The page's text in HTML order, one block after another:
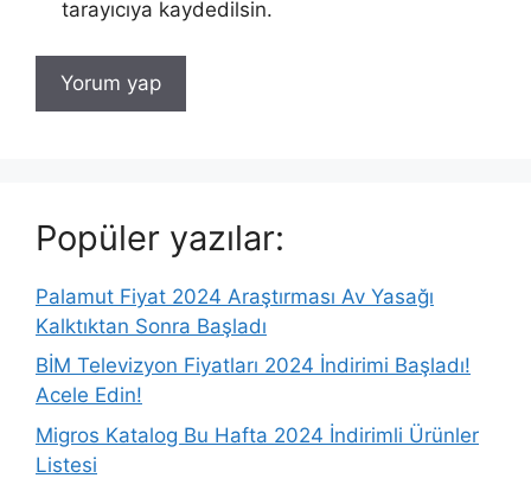
tarayıcıya kaydedilsin.
Popüler yazılar:
Palamut Fiyat 2024 Araştırması Av Yasağı
Kalktıktan Sonra Başladı
BİM Televizyon Fiyatları 2024 İndirimi Başladı!
Acele Edin!
Migros Katalog Bu Hafta 2024 İndirimli Ürünler
Listesi